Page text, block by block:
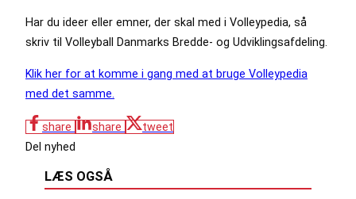
Har du ideer eller emner, der skal med i Volleypedia, så
skriv til Volleyball Danmarks Bredde- og Udviklingsafdeling.
Klik her for at komme i gang med at bruge Volleypedia
med det samme.
share share
tweet
Del nyhed
LÆS OGSÅ